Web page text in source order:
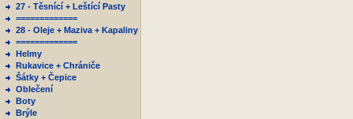
27 - Těsnící + Leštící Pasty
=============
28 - Oleje + Maziva + Kapaliny
=============
Helmy
Rukavice + Chrániče
Šátky + Čepice
Oblečení
Boty
Brýle